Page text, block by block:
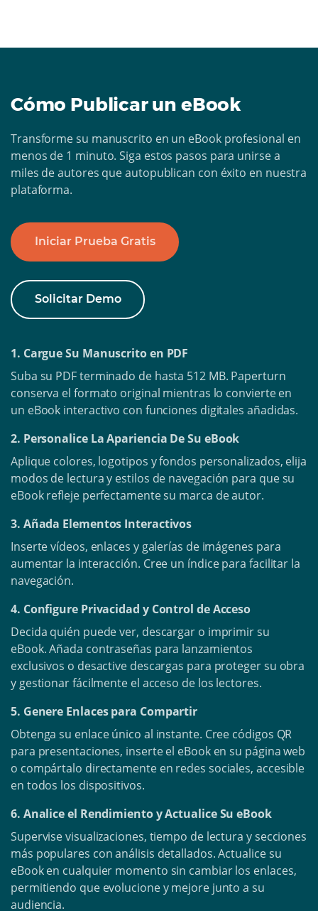
Cómo Publicar un eBook
Transforme su manuscrito en un eBook profesional en
menos de 1 minuto. Siga estos pasos para unirse a
miles de autores que autopublican con éxito en nuestra
plataforma.
Iniciar Prueba Gratis
Solicitar Demo
1. Cargue Su Manuscrito en PDF
Suba su PDF terminado de hasta 512 MB. Paperturn
conserva el formato original mientras lo convierte en
un eBook interactivo con funciones digitales añadidas.
2. Personalice La Apariencia De Su eBook
Aplique colores, logotipos y fondos personalizados, elija
modos de lectura y estilos de navegación para que su
eBook refleje perfectamente su marca de autor.
3. Añada Elementos Interactivos
Inserte vídeos, enlaces y galerías de imágenes para
aumentar la interacción. Cree un índice para facilitar la
navegación.
4. Configure Privacidad y Control de Acceso
Decida quién puede ver, descargar o imprimir su
eBook. Añada contraseñas para lanzamientos
exclusivos o desactive descargas para proteger su obra
y gestionar fácilmente el acceso de los lectores.
5. Genere Enlaces para Compartir
Obtenga su enlace único al instante. Cree códigos QR
para presentaciones, inserte el eBook en su página web
o compártalo directamente en redes sociales, accesible
en todos los dispositivos.
6. Analice el Rendimiento y Actualice Su eBook
Supervise visualizaciones, tiempo de lectura y secciones
más populares con análisis detallados. Actualice su
eBook en cualquier momento sin cambiar los enlaces,
permitiendo que evolucione y mejore junto a su
audiencia.